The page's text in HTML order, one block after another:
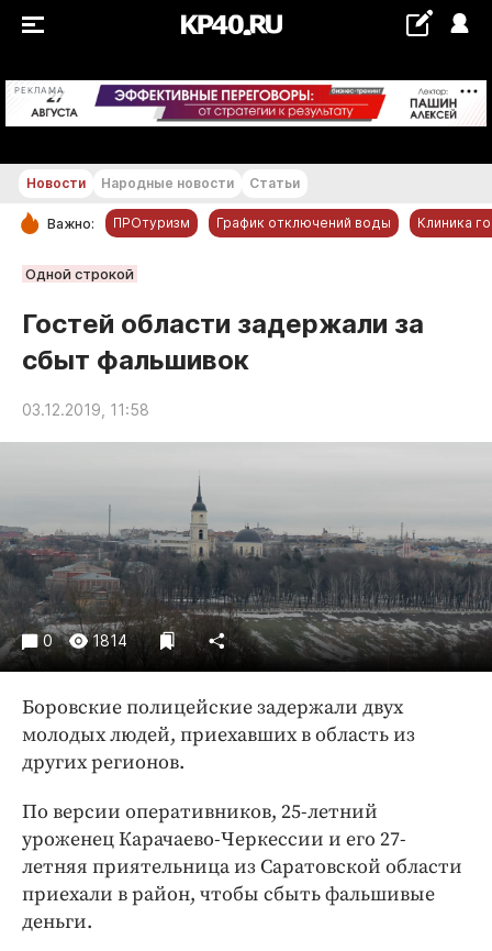
РЕКЛАМА +19...+20 °С
РУБРИКИ
Обнинск
Статьи
Народные новости
Авто и транспорт
Благоустройство
Криминал
Культура
Недвижимость и ЖКХ
Образование
Общество
Погода
Праздники
Происшествия
Спорт
Экономика и бизнес
ПРОЕКТЫ
Блоги
Издания
Новости Народные новости Статьи
Важно: ПРОтуризм График отключений воды Клиника
Одной строкой
Гостей области задержали за
сбыт фальшивок
03.12.2019, 11:58
0 1814
Боровские полицейские задержали двух
молодых людей, приехавших в область из
других регионов.
По версии оперативников, 25-летний
уроженец Карачаево-Черкессии и его 27-
летняя приятельница из Саратовской области
приехали в район, чтобы сбыть фальшивые
деньги.